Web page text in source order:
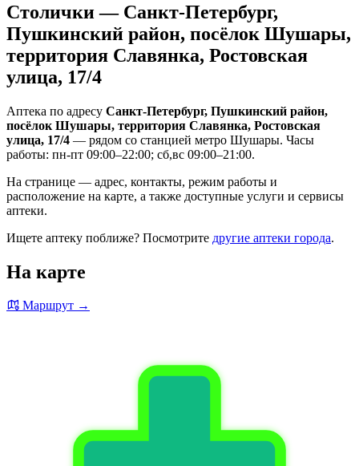
Столички — Санкт-Петербург,
Пушкинский район, посёлок Шушары,
территория Славянка, Ростовская
улица, 17/4
Аптека по адресу Санкт-Петербург, Пушкинский район,
посёлок Шушары, территория Славянка, Ростовская
улица, 17/4 — рядом со станцией метро Шушары. Часы
работы: пн-пт 09:00–22:00; сб,вс 09:00–21:00.
На странице — адрес, контакты, режим работы и
расположение на карте, а также доступные услуги и сервисы
аптеки.
Ищете аптеку поближе? Посмотрите другие аптеки города.
На карте
Маршрут →